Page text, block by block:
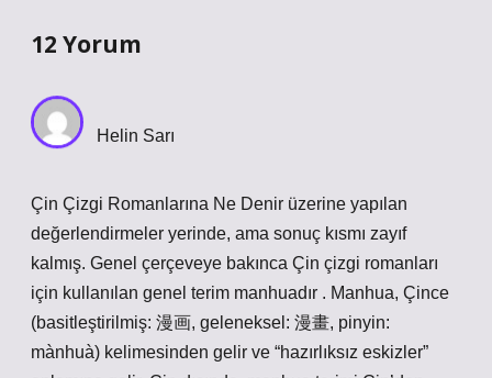
12 Yorum
Helin Sarı
Çin Çizgi Romanlarına Ne Denir üzerine yapılan
değerlendirmeler yerinde, ama sonuç kısmı zayıf
kalmış. Genel çerçeveye bakınca Çin çizgi romanları
için kullanılan genel terim manhuadır . Manhua, Çince
(basitleştirilmiş: 漫画, geleneksel: 漫畫, pinyin:
mànhuà) kelimesinden gelir ve “hazırlıksız eskizler”